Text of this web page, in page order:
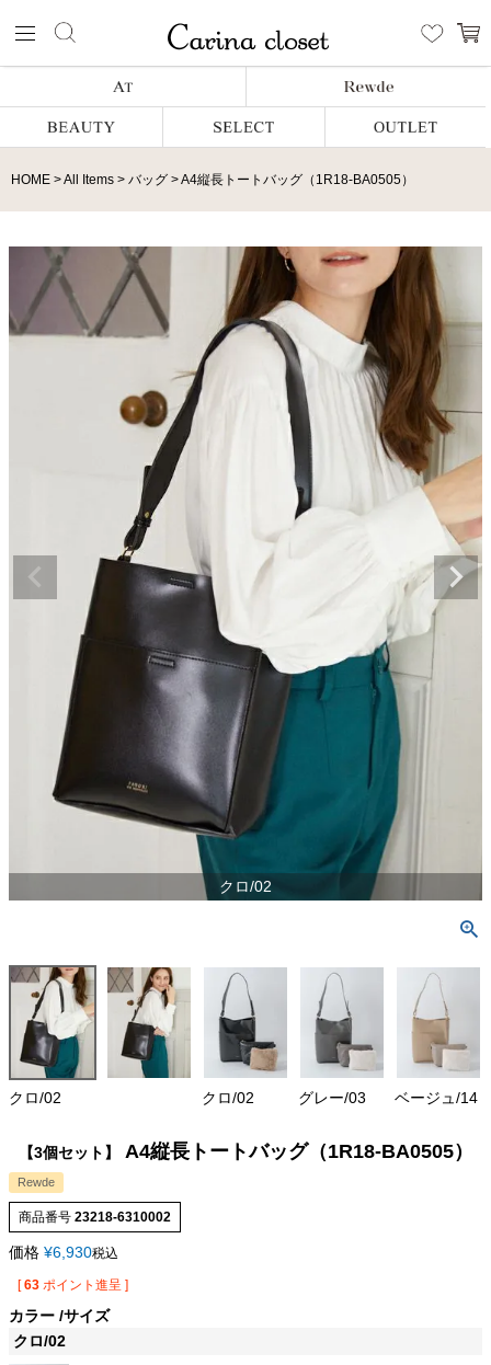
HOME All Items バッグ A4縦長トートバッグ（1R18-BA0505）
クロ/02
クロ/02 クロ/02 グレー/03 ベージュ/14
【3個セット】 A4縦長トートバッグ（1R18-BA0505）
Rewde
商品番号 23218-6310002
価格 ¥6,930税込
[ 63 ポイント進呈 ]
カラー サイズ
クロ/02